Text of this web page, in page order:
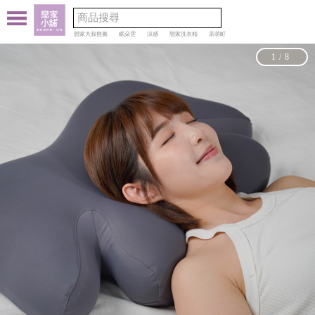
戀家大叔推薦 眠朵雲 涼感 戀家洗衣精 呆萌町
1/8